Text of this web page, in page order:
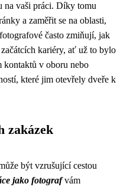
na vaši práci. Díky tomu
a zaměřit se na oblasti,
často zmiňují, jak
kariéry, ať už to bylo
kontaktů v oboru nebo
které jim otevřely dveře k
zakázek
být vzrušující cestou
jako fotografvám